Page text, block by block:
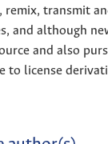
transmit
and although
and also
to license